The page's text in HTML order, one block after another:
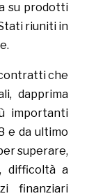
su prodotti
riuniti in
che
dapprima
importanti
e da ultimo
superare,
difficoltà a
finanziari